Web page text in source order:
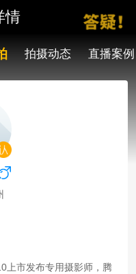
情
拍摄动态 直播案例
上市发布专用摄影师，腾